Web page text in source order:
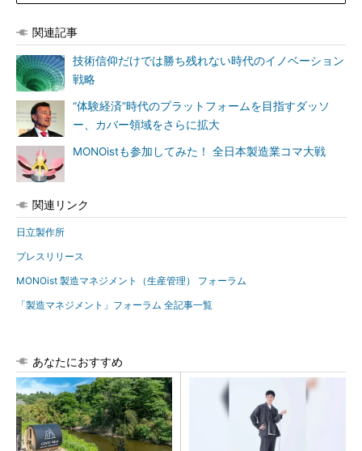
関連記事
技術信仰だけでは勝ち残れない時代のイノベーション
戦略
“体験経済”時代のプラットフォームを目指すダッソ
ー、カバー領域をさらに拡大
MONOistも参加してみた！ 全日本製造業コマ大戦
関連リンク
日立製作所
プレスリリース
MONOist 製造マネジメント（生産管理） フォーラム
「製造マネジメント」フォーラム 全記事一覧
あなたにおすすめ